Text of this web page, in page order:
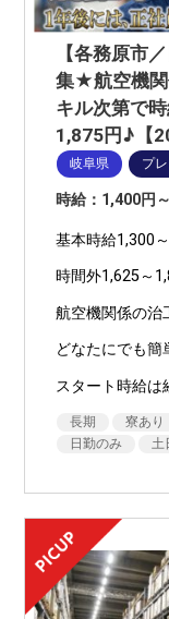
【各務原市
集★航空機
キル次第で
1,875円♪【
岐阜県 プ
時給：1,400円
基本時給1,300
時間外1,625～
航空機関係の治
どなたにでも簡
スタート時給は
長期 寮あり
日勤のみ
土